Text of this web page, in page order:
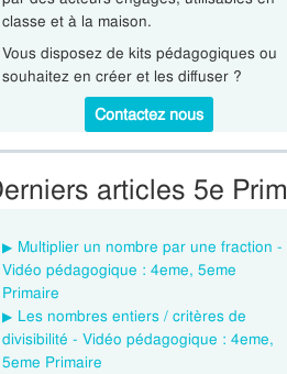
classe et à la maison.
Vous disposez de kits pédagogiques ou
souhaitez en créer et les diffuser ?
Contactez nous
articles 5e Prim
Multiplier un nombre par une fraction -
Vidéo pédagogique : 4eme, 5eme
Primaire
Les nombres entiers / critères de
divisibilité - Vidéo pédagogique : 4eme,
5eme Primaire